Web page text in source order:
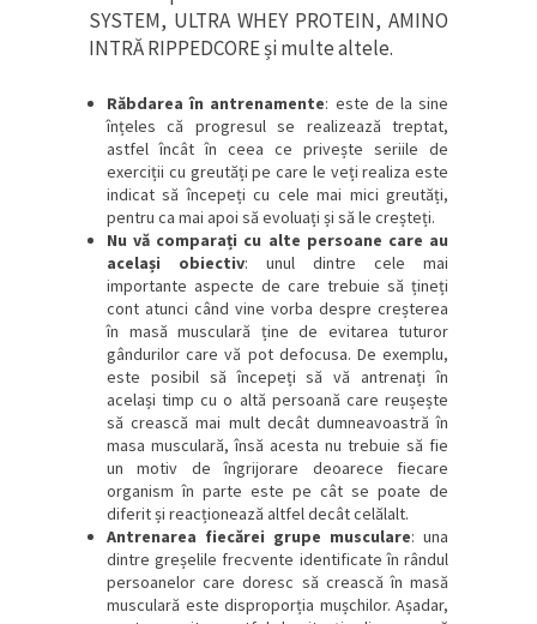
SYSTEM, ULTRA WHEY PROTEIN, AMINO
INTRĂ RIPPEDCORE și multe altele.
Răbdarea în antrenamente: este de la sine
înțeles că progresul se realizează treptat,
astfel încât în ceea ce privește seriile de
exerciții cu greutăți pe care le veți realiza este
indicat să începeți cu cele mai mici greutăți,
pentru ca mai apoi să evoluați și să le creșteți.
Nu vă comparați cu alte persoane care au
același obiectiv: unul dintre cele mai
importante aspecte de care trebuie să țineți
cont atunci când vine vorba despre creșterea
în masă musculară ține de evitarea tuturor
gândurilor care vă pot defocusa. De exemplu,
este posibil să începeți să vă antrenați în
același timp cu o altă persoană care reușește
să crească mai mult decât dumneavoastră în
masa musculară, însă acesta nu trebuie să fie
un motiv de îngrijorare deoarece fiecare
organism în parte este pe cât se poate de
diferit și reacționează altfel decât celălalt.
Antrenarea fiecărei grupe musculare: una
dintre greșelile frecvente identificate în rândul
persoanelor care doresc să crească în masă
musculară este disproporția mușchilor. Așadar,